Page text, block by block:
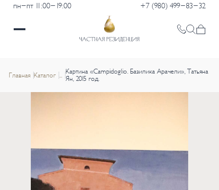
пн-пт 11:00-19:00 +7 (980) 499-83-32
Главная Каталог
Картина «Campidoglio. Базилика Арачели», Татьяна
Ян, 2015 год.